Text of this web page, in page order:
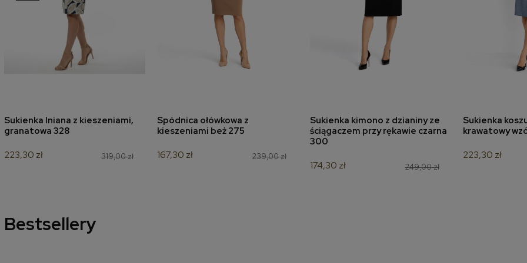
dodaj do koszyka
Sukienka lniana z kieszeniami,
granatowa 328
319,00 zł
223,30 zł
dodaj do koszyka
Spódnica ołówkowa z
kieszeniami beż 275
239,00 zł
167,30 zł
dodaj do koszyka
Sukienka kimono z dzianiny ze
ściągaczem przy rękawie czarna
300
249,00 zł
174,30 zł
dodaj
Sukienka
krawatowy
223,30 zł
Bestsellery